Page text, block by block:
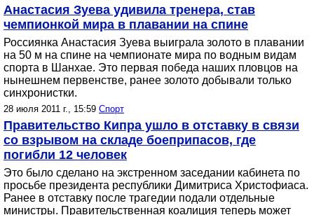
Анастасия Зуева удивила тренера, став
чемпионкой мира в плавании на спине
Россиянка Анастасия Зуева выиграла золото в плавании
на 50 м на спине на чемпионате мира по водным видам
спорта в Шанхае. Это первая победа наших пловцов на
нынешнем первенстве, ранее золото добывали только
синхронистки.
28 июля 2011 г., 15:59 Спорт
Правительство Кипра ушло в отставку в связи
со взрывом на складе боеприпасов, где
погибли 12 человек
Это было сделано на экстренном заседании кабинета по
просьбе президента республики Димитриса Христофиаса.
Ранее в отставку после трагедии подали отдельные
министры. Правительственная коалиция теперь может